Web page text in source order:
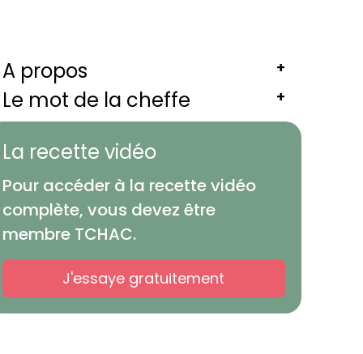
A propos +
Le mot de la cheffe +
La recette vidéo
Pour accéder à la recette vidéo
complète, vous devez être
membre TCHAC.
J'essaye gratuitement